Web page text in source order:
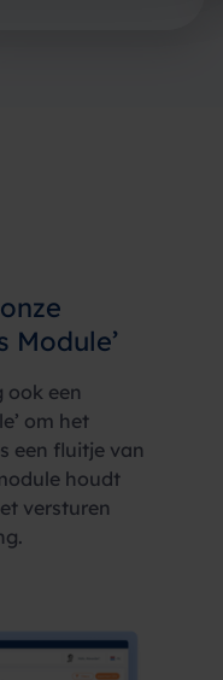
Module’
ook een
om het
een fluitje van
houdt
versturen